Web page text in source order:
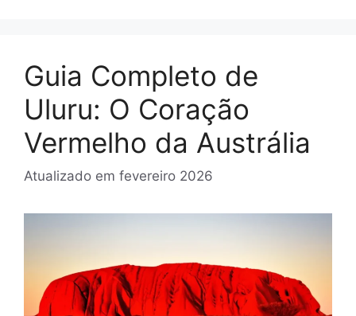
Guia Completo de
Uluru: O Coração
Vermelho da Austrália
Atualizado em fevereiro 2026